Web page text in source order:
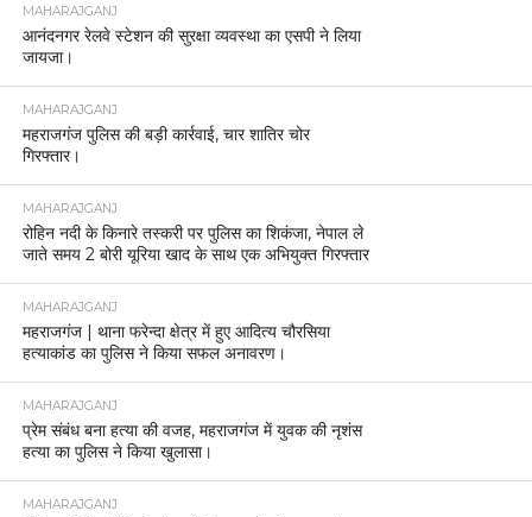
MAHARAJGANJ
आनंदनगर रेलवे स्टेशन की सुरक्षा व्यवस्था का एसपी ने लिया
जायजा।
MAHARAJGANJ
महराजगंज पुलिस की बड़ी कार्रवाई, चार शातिर चोर
गिरफ्तार।
MAHARAJGANJ
रोहिन नदी के किनारे तस्करी पर पुलिस का शिकंजा, नेपाल ले
जाते समय 2 बोरी यूरिया खाद के साथ एक अभियुक्त गिरफ्तार
MAHARAJGANJ
महराजगंज | थाना फरेन्दा क्षेत्र में हुए आदित्य चौरसिया
हत्याकांड का पुलिस ने किया सफल अनावरण।
MAHARAJGANJ
प्रेम संबंध बना हत्या की वजह, महराजगंज में युवक की नृशंस
हत्या का पुलिस ने किया खुलासा।
MAHARAJGANJ